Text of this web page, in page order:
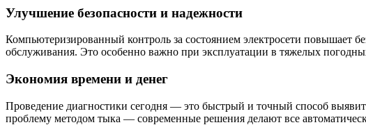
Улучшение безопасности и надежности
Компьютеризированный контроль за состоянием электросети повышает
обслуживания. Это особенно важно при эксплуатации в тяжелых
Экономия времени и денег
Проведение диагностики сегодня — это быстрый и точный способ
проблему методом тыка — современные решения делают все